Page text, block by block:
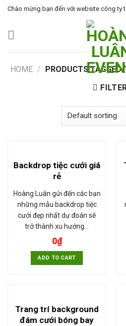
Skip
content
Chào mừng bạn đến với website công ty
HOME / PRODUCTS TAGGED
Backdrop tiệc cưới giá
rẻ
Hoàng Luân gửi đến các bạn
những mẫu backdrop tiệc
cưới đẹp nhất dự đoán sẽ
trở thành xu hướng…
0₫
ADD TO CART
Trang trí background
đám cưới bóng bay